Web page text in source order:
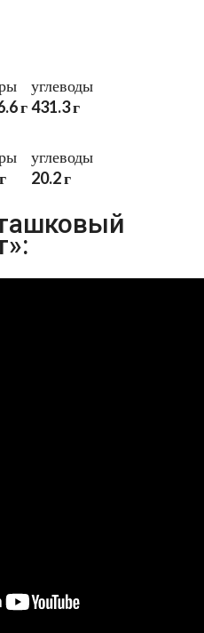
г
углеводы
431.3 г
углеводы
20.2 г